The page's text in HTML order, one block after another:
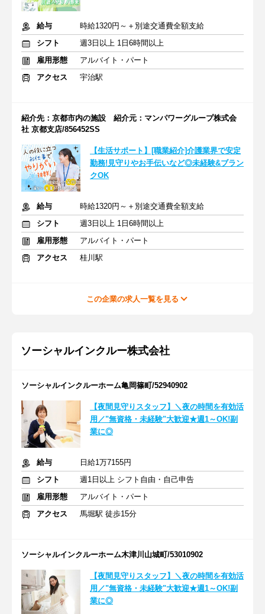
給与
時給1320円～＋別途交通費全額支給
シフト
週3日以上 1日6時間以上
雇用形態
アルバイト・パート
アクセス
宇治駅
紹介先：京都市内の施設 紹介元：マンパワーグループ株式会
社 京都支店/856452SS
【生活サポート】[職業紹介]介護業界で安定
勤務!見守りやお手伝いなど◎未経験&ブラン
クOK
給与
時給1320円～＋別途交通費全額支給
シフト
週3日以上 1日6時間以上
雇用形態
アルバイト・パート
アクセス
桂川駅
この企業の求人一覧を見る
ソーシャルインクルー株式会社
ソーシャルインクルーホーム亀岡篠町/52940902
【夜間見守りスタッフ】＼夜の時間を有効活
用／"無資格・未経験"大歓迎★週1～OK!副
業に◎
給与
日給1万7155円
シフト
週1日以上 シフト自由・自己申告
雇用形態
アルバイト・パート
アクセス
馬堀駅 徒歩15分
ソーシャルインクルーホーム木津川山城町/53010902
【夜間見守りスタッフ】＼夜の時間を有効活
用／"無資格・未経験"大歓迎★週1～OK!副
業に◎